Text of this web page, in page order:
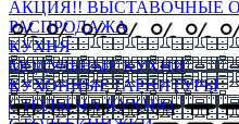
АКЦИЯ!! ВЫСТАВОЧНЫЕ
РАСПРОДАЖА
КУХНЯ
МОДУЛЬНЫЕ КУХНИ
КУХОННЫЕ ГАРНИТУРЫ
СТОЛЫ НА КУХНЮ